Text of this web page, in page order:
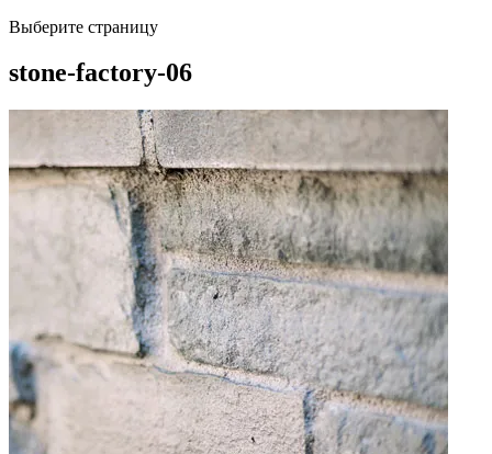
Выберите страницу
stone-factory-06